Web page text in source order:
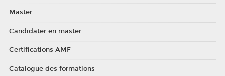
Master
Candidater en master
Certifications AMF
Catalogue des formations